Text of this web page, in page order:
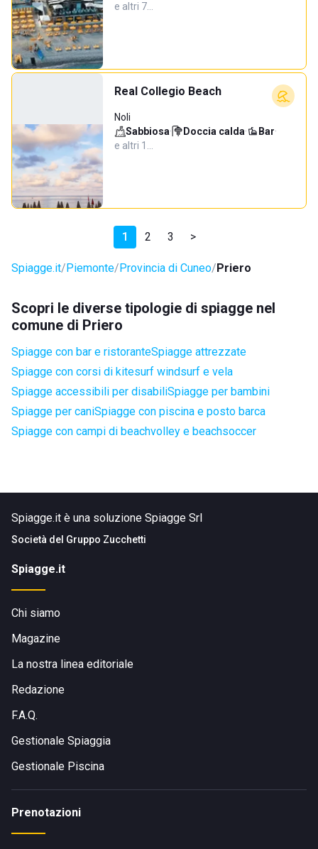
e altri 7…
Real Collegio Beach
Noli
Sabbiosa· Doccia calda· Bar·
e altri 1…
1 2 3 >
Spiagge.it Piemonte Provincia di Cuneo Priero
Scopri le diverse tipologie di spiagge nel
comune di Priero
Spiagge con bar e ristoranteSpiagge attrezzate
Spiagge con corsi di kitesurf windsurf e vela
Spiagge accessibili per disabiliSpiagge per bambini
Spiagge per caniSpiagge con piscina e posto barca
Spiagge con campi di beachvolley e beachsoccer
Spiagge.it è una soluzione Spiagge Srl
Società del Gruppo Zucchetti
Spiagge.it
Chi siamo
Magazine
La nostra linea editoriale
Redazione
F.A.Q.
Gestionale Spiaggia
Gestionale Piscina
Prenotazioni